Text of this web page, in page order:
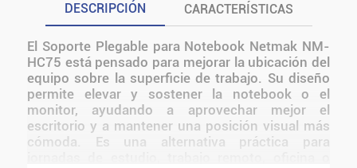
DESCRIPCIÓN CARACTERÍSTICAS
El Soporte Plegable para Notebook Netmak NM-
HC75 está pensado para mejorar la ubicación del
equipo sobre la superficie de trabajo. Su diseño
permite elevar y sostener la notebook o el
monitor, ayudando a aprovechar mejor el
escritorio y a mantener una posición visual más
cómoda. Es una alternativa práctica para